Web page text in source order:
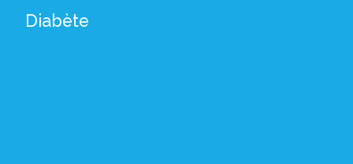
Diabète